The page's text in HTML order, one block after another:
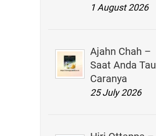
1 August 2026
Ajahn Chah –
Saat Anda Tau
Caranya
25 July 2026